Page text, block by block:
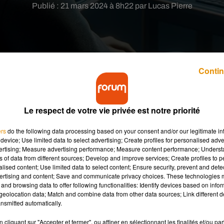
Publié : 21 mars 2024 à 8h22 par Lucas Pierre
une vidéo d’un patient paralysé contrôlant son
mars, une vidéo qui pourrait déjà s’avérer être une
Musk (aussi propriétaire de X,ndlr) est spécialisée dans
l’on peut implanter dans le cerveau d’un être humain
autorités américaines avaient finalement donné leur feu vert
en 2023. Un premier patient avait ainsi été opéré il y
Le respect de votre vie privée est notre priorité
do the following data processing based on your consent and/or our legitimate
Use limited data to select advertising; Create profiles for personalised
Measure advertising performance; Measure content performance;
of data from different sources; Develop and improve services; Create profiles to
content; Use limited data to select content; Ensure security, prevent and
and content; Save and communicate privacy choices. These technologies
browsing data to offer following functionalities: Identify devices based on
data; Match and combine data from other data sources; Link different
automatically.
cliquant sur "Accepter et fermer", ou affiner en sélectionnant les finalités et/ou